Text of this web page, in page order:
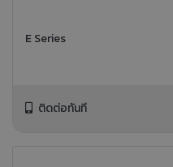
E Series
ติดต่อทันที